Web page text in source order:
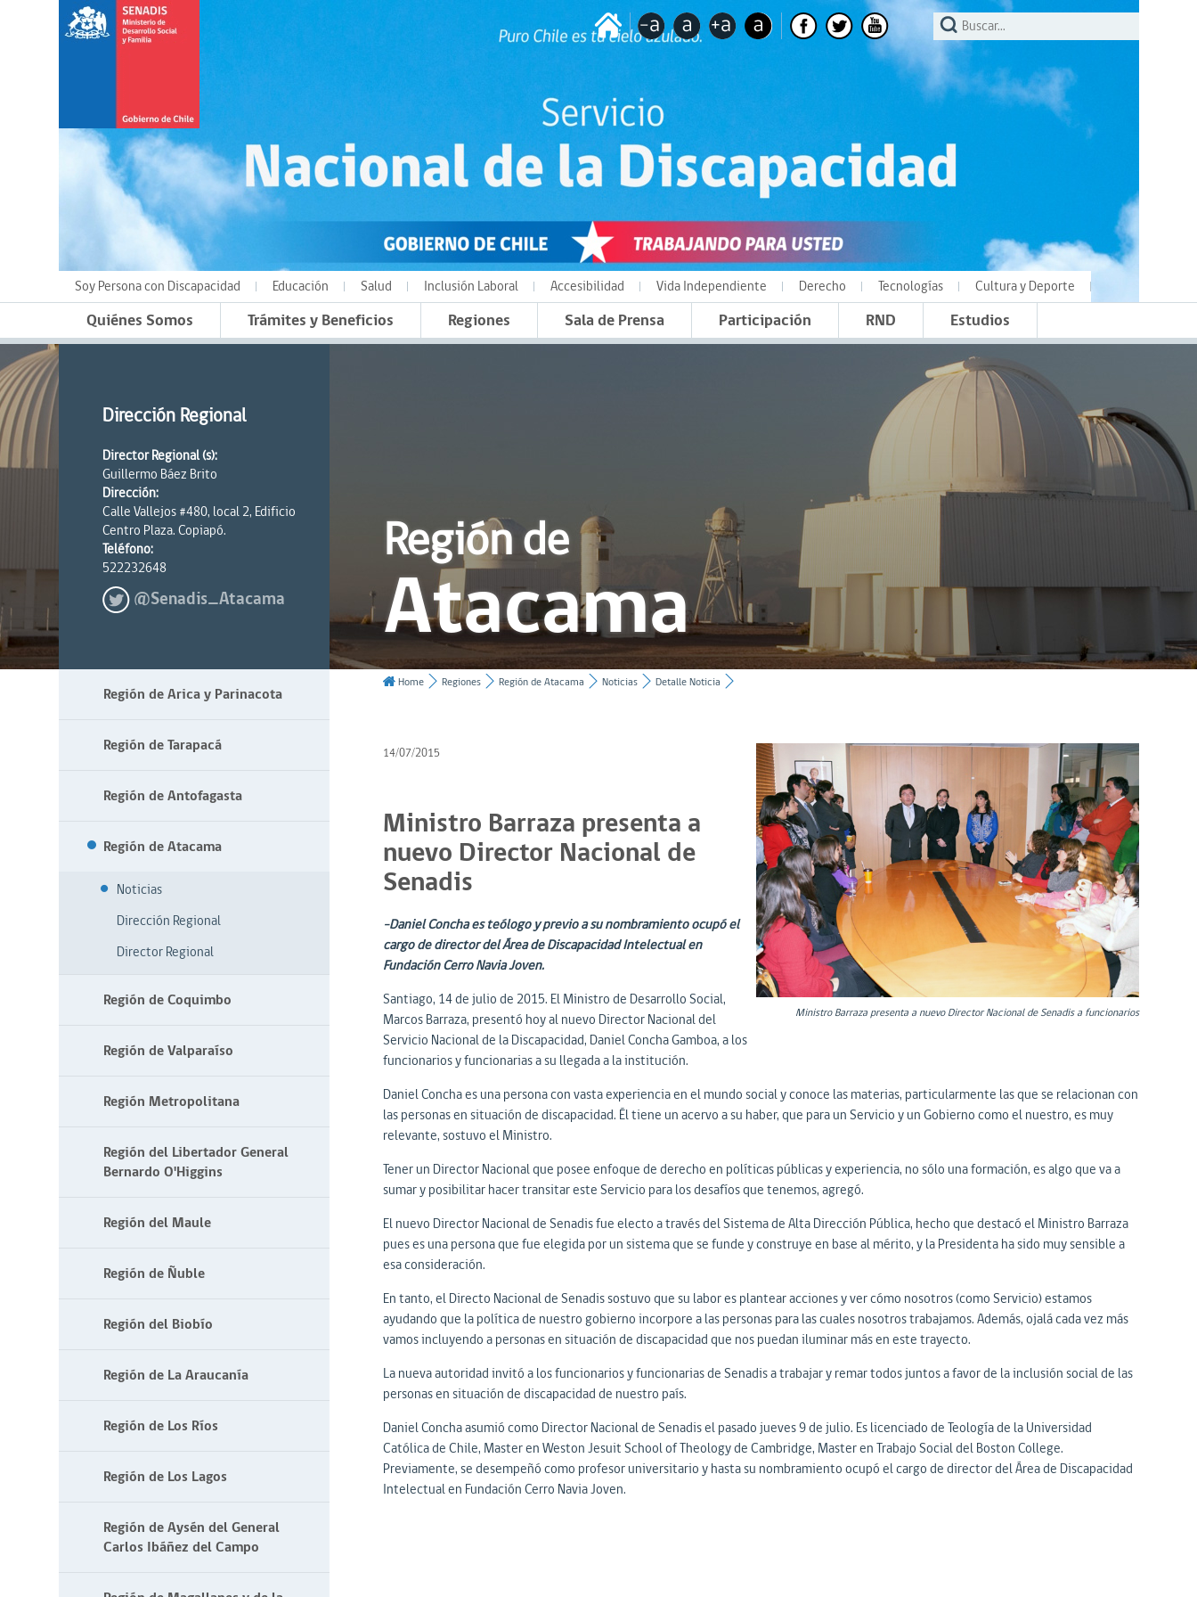
Soy Persona con Discapacidad Educación Salud Inclusión Laboral Accesibilidad Vida Independiente Derecho Tecnologías Cultura y Deporte
Quiénes Somos Trámites y Beneficios Regiones Sala de Prensa Participación RND Estudios
Dirección Regional
Director Regional (s):
Guillermo Báez Brito
Dirección:
Calle Vallejos #480, local 2, Edificio
Centro Plaza. Copiapó.
Teléfono:
522232648
@Senadis_Atacama
Región de
Atacama
Región de Arica y Parinacota
Región de Tarapacá
Región de Antofagasta
Región de Atacama
Noticias
Dirección Regional
Director Regional
Región de Coquimbo
Región de Valparaíso
Región Metropolitana
Región del Libertador General
Bernardo O'Higgins
Región del Maule
Región de Ñuble
Región del Biobío
Región de La Araucanía
Región de Los Ríos
Región de Los Lagos
Región de Aysén del General
Carlos Ibáñez del Campo
Home Regiones Región de Atacama Noticias Detalle Noticia
Ministro Barraza presenta a nuevo Director Nacional de Senadis a funcionarios
14/07/2015
Ministro Barraza presenta a
nuevo Director Nacional de
Senadis
-Daniel Concha es teólogo y previo a su nombramiento ocupó el
cargo de director del Área de Discapacidad Intelectual en
Fundación Cerro Navia Joven.
Santiago, 14 de julio de 2015. El Ministro de Desarrollo Social,
Marcos Barraza, presentó hoy al nuevo Director Nacional del
Servicio Nacional de la Discapacidad, Daniel Concha Gamboa, a los
funcionarios y funcionarias a su llegada a la institución.
Daniel Concha es una persona con vasta experiencia en el mundo social y conoce las materias, particularmente las que se relacionan con
las personas en situación de discapacidad. Él tiene un acervo a su haber, que para un Servicio y un Gobierno como el nuestro, es muy
relevante, sostuvo el Ministro.
Tener un Director Nacional que posee enfoque de derecho en políticas públicas y experiencia, no sólo una formación, es algo que va a
sumar y posibilitar hacer transitar este Servicio para los desafíos que tenemos, agregó.
El nuevo Director Nacional de Senadis fue electo a través del Sistema de Alta Dirección Pública, hecho que destacó el Ministro Barraza
pues es una persona que fue elegida por un sistema que se funde y construye en base al mérito, y la Presidenta ha sido muy sensible a
esa consideración.
En tanto, el Directo Nacional de Senadis sostuvo que su labor es plantear acciones y ver cómo nosotros (como Servicio) estamos
ayudando que la política de nuestro gobierno incorpore a las personas para las cuales nosotros trabajamos. Además, ojalá cada vez más
vamos incluyendo a personas en situación de discapacidad que nos puedan iluminar más en este trayecto.
La nueva autoridad invitó a los funcionarios y funcionarias de Senadis a trabajar y remar todos juntos a favor de la inclusión social de las
personas en situación de discapacidad de nuestro país.
Daniel Concha asumió como Director Nacional de Senadis el pasado jueves 9 de julio. Es licenciado de Teología de la Universidad
Católica de Chile, Master en Weston Jesuit School of Theology de Cambridge, Master en Trabajo Social del Boston College.
Previamente, se desempeñó como profesor universitario y hasta su nombramiento ocupó el cargo de director del Área de Discapacidad
Intelectual en Fundación Cerro Navia Joven.